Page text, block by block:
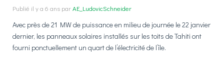
Publié il y a 6 ans parAE_LudovicSchneider
Avec près de 21 MW de puissance en milieu de journée le 22 janvier
dernier, les panneaux solaires installés sur les toits de Tahiti ont
fourni ponctuellement un quart de l’électricité de l’île.